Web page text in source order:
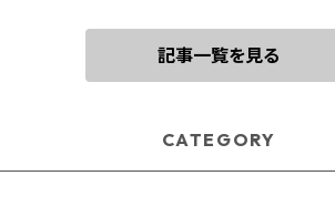
記事一覧を見る
CATEGORY